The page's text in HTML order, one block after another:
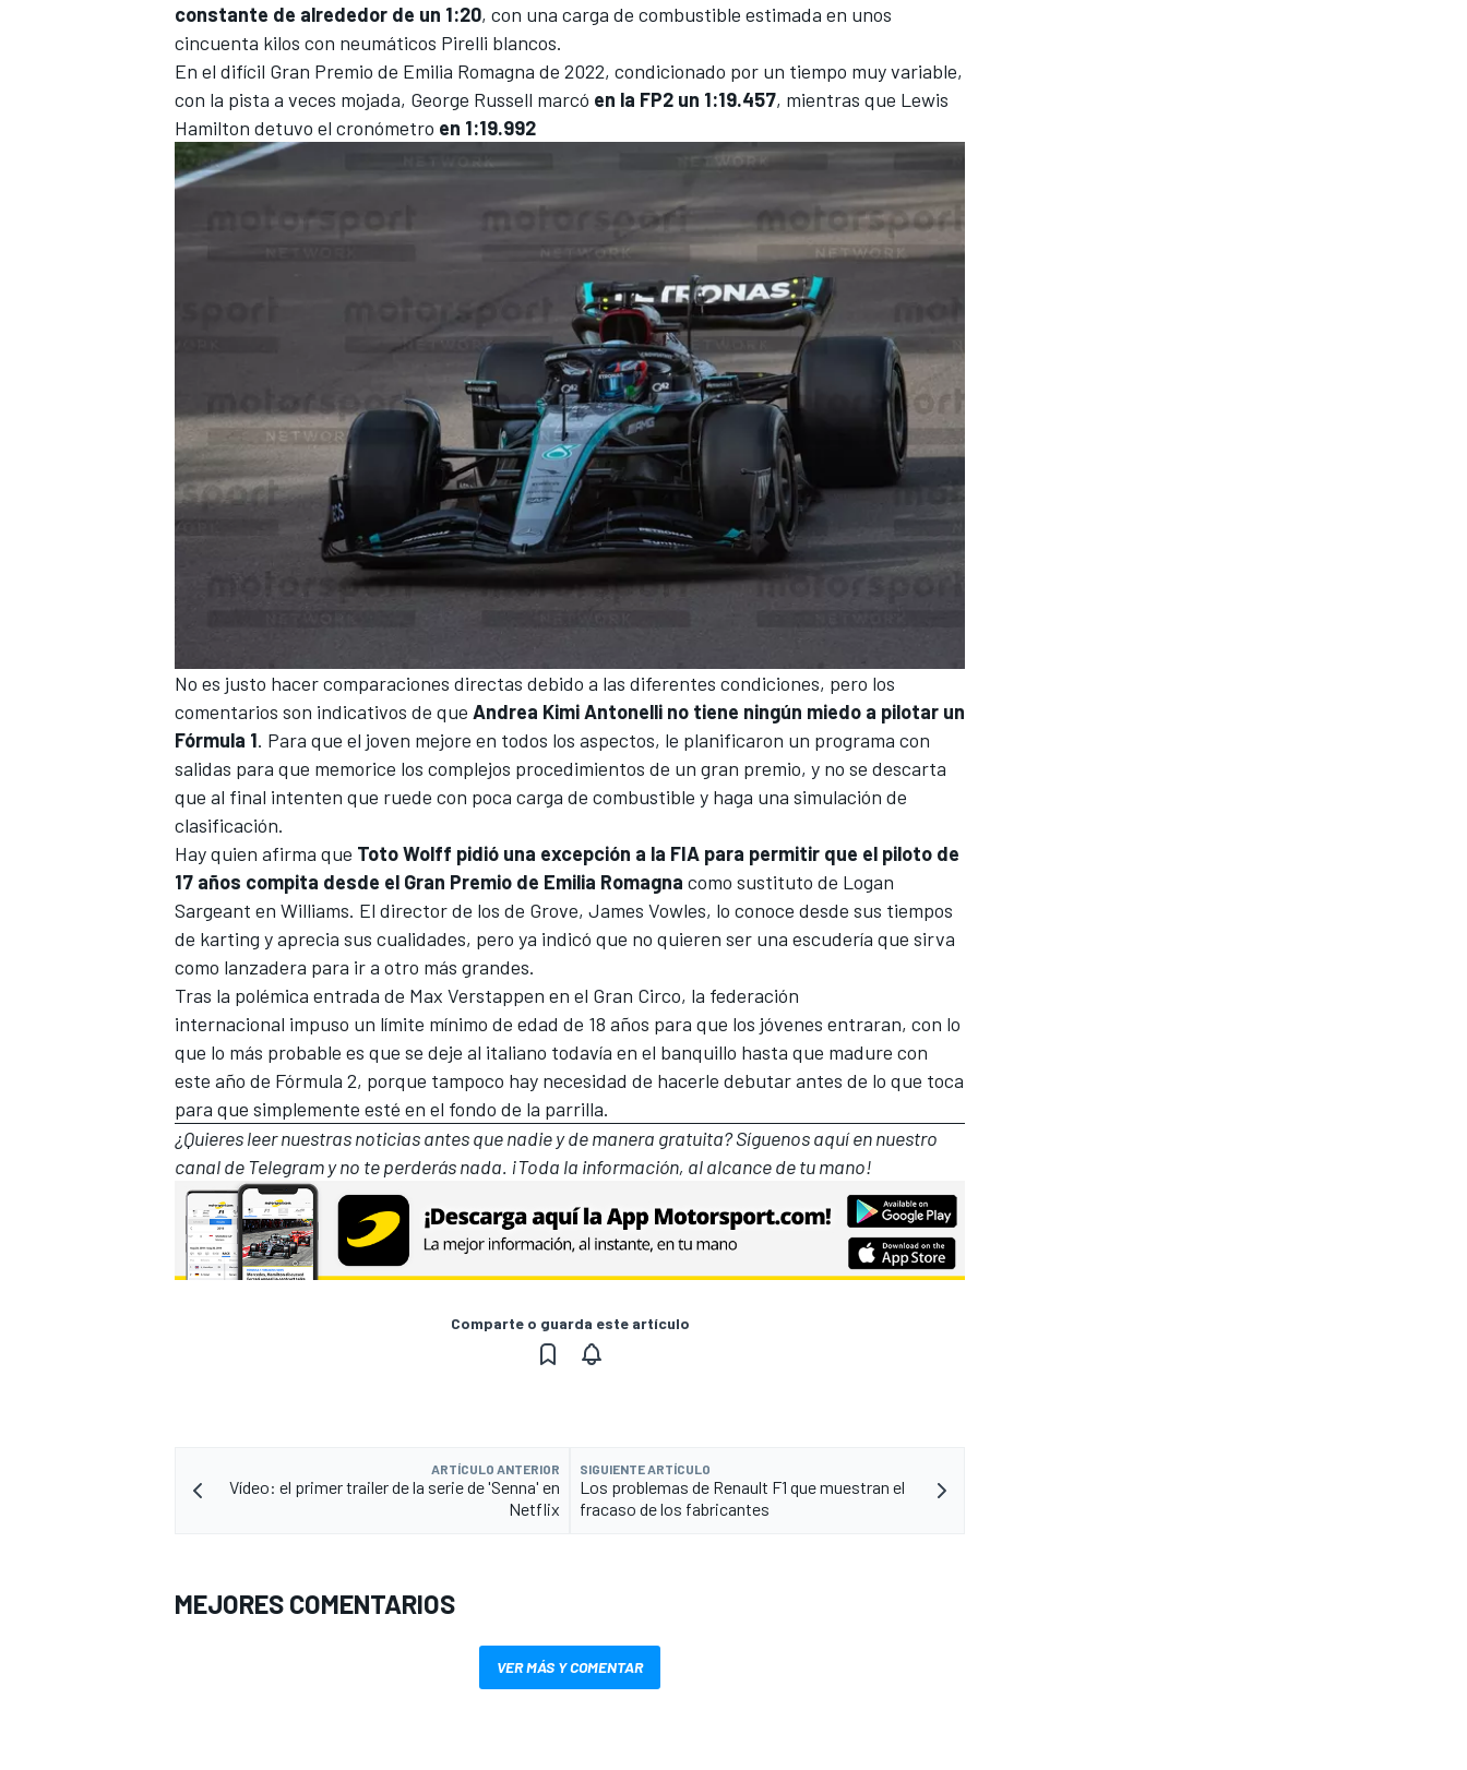
MÁS CATEGORÍAS
constante de alrededor de un 1:20, con una carga de combustible estimada en unos
cincuenta kilos con neumáticos Pirelli blancos.
En el difícil Gran Premio de Emilia Romagna de 2022, condicionado por un tiempo muy variable,
con la pista a veces mojada, George Russell marcó en la FP2 un 1:19.457, mientras que Lewis
Hamilton detuvo el cronómetro en 1:19.992
No es justo hacer comparaciones directas debido a las diferentes condiciones, pero los
comentarios son indicativos de que Andrea Kimi Antonelli no tiene ningún miedo a pilotar un
Fórmula 1. Para que el joven mejore en todos los aspectos, le planificaron un programa con
salidas para que memorice los complejos procedimientos de un gran premio, y no se descarta
que al final intenten que ruede con poca carga de combustible y haga una simulación de
clasificación.
Hay quien afirma que Toto Wolff pidió una excepción a la FIA para permitir que el piloto de
17 años compita desde el Gran Premio de Emilia Romagna como sustituto de Logan
Sargeant en Williams. El director de los de Grove, James Vowles, lo conoce desde sus tiempos
de karting y aprecia sus cualidades, pero ya indicó que no quieren ser una escudería que sirva
como lanzadera para ir a otro más grandes.
Tras la polémica entrada de Max Verstappen en el Gran Circo, la federación
internacional impuso un límite mínimo de edad de 18 años para que los jóvenes entraran, con lo
que lo más probable es que se deje al italiano todavía en el banquillo hasta que madure con
este año de Fórmula 2, porque tampoco hay necesidad de hacerle debutar antes de lo que toca
para que simplemente esté en el fondo de la parrilla.
¿Quieres leer nuestras noticias antes que nadie y de manera gratuita? Síguenosaquí en nuestro
canal de Telegramy no te perderás nada. ¡Toda la información, al alcance de tu mano!
Comparte o guarda este artículo
ARTÍCULO ANTERIOR
Vídeo: el primer trailer de la serie de 'Senna' en
Netflix
SIGUIENTE ARTÍCULO
Los problemas de Renault F1 que muestran el
fracaso de los fabricantes
MEJORES COMENTARIOS
VER MÁS Y COMENTAR